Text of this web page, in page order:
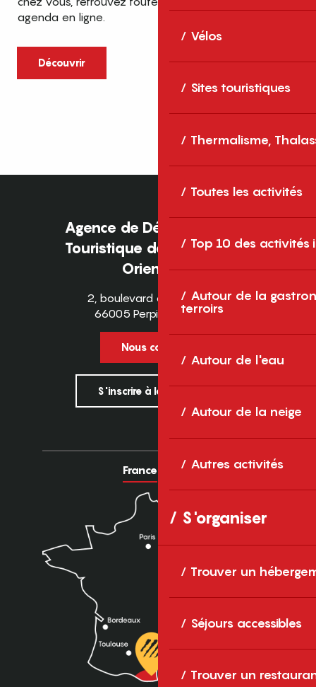
Vélos
Sites touristiques
Thermalisme,
Toutes les activités
Top 10 des activités
Autour de la
terroirs
Autour de l'eau
Autour de la neige
Autres activités
S'organiser
Trouver un
Séjours accessibles
Trouver un
agenda en ligne.
Découvrir
cet été dans les Pyrénées-Orientales
Entre mer Méditerranée, villages de
caractère et grands espaces naturels, les
Pyrénées-Orientales sont une destination
idéale pour partager des moments en
famille tout au long...
Agence de Développement
Touristique des Pyrénées-
Orientales
2, boulevard des Pyrénées
66005 Perpignan Cedex
Nous contacter
S'inscrire à la newsletter
France Europe